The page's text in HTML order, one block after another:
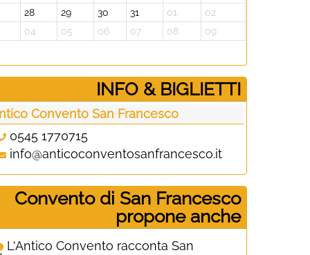
28 29 30 31 01
02
04 05 06 07 08 09
­INFO & BIGLIETTI
Convento San Francesco
0545 1770715
info@anticoconventosanfrancesco.it
Convento di San Francesco
propone anche
L'Antico Convento racconta San